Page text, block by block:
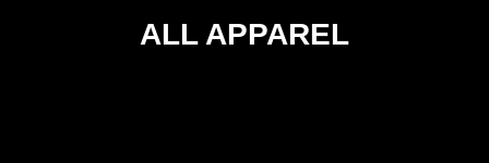
ALL APPAREL